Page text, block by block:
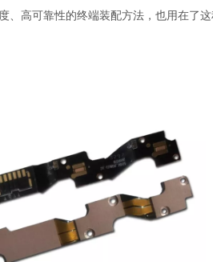
、高可靠性的终端装配方法，也用在了